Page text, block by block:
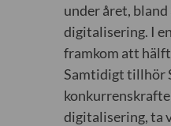
under året,
digitalisering. I
framkom att
Samtidigt tillhör
digitalisering, ta